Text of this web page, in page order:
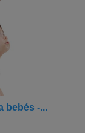
bebés -...